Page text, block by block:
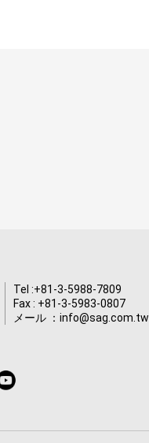
Tel :+81-3-5988-7809
Fax : +81-3-5983-0807
メール ：info@sag.com.tw